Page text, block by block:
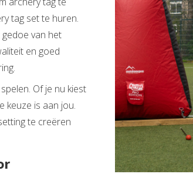
tag set te huren.
van het
en goed
Of je nu kiest
keuze is aan jou.
te creëren